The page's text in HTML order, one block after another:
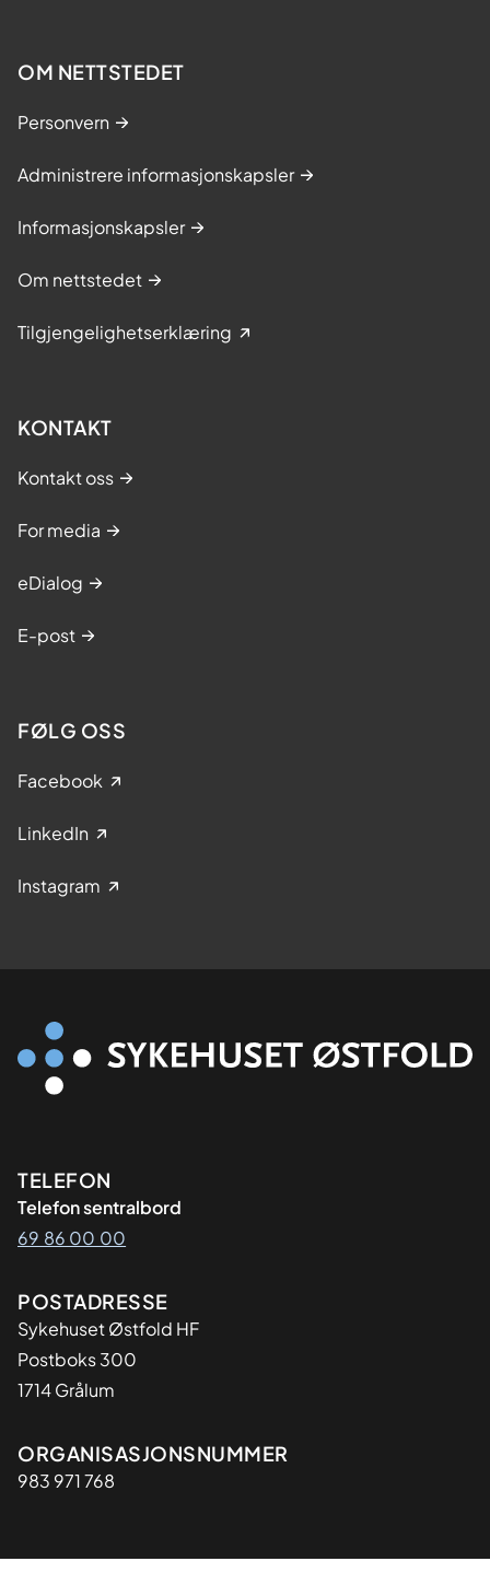
OM NETTSTEDET
Personvern
Administrere informasjonskapsler
Informasjonskapsler
Om nettstedet
Tilgjengelighetserklæring
KONTAKT
Kontakt oss
For media
eDialog
E-post
FØLG OSS
Facebook
LinkedIn
Instagram
Kontaktinformasjon
TELEFON
Telefon sentralbord
69 86 00 00
Adresse
POSTADRESSE
Sykehuset Østfold HF
Postboks 300
1714 Grålum
Organisasjon
ORGANISASJONSNUMMER
983 971 768